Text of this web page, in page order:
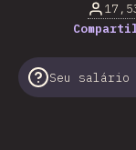
Seu salário